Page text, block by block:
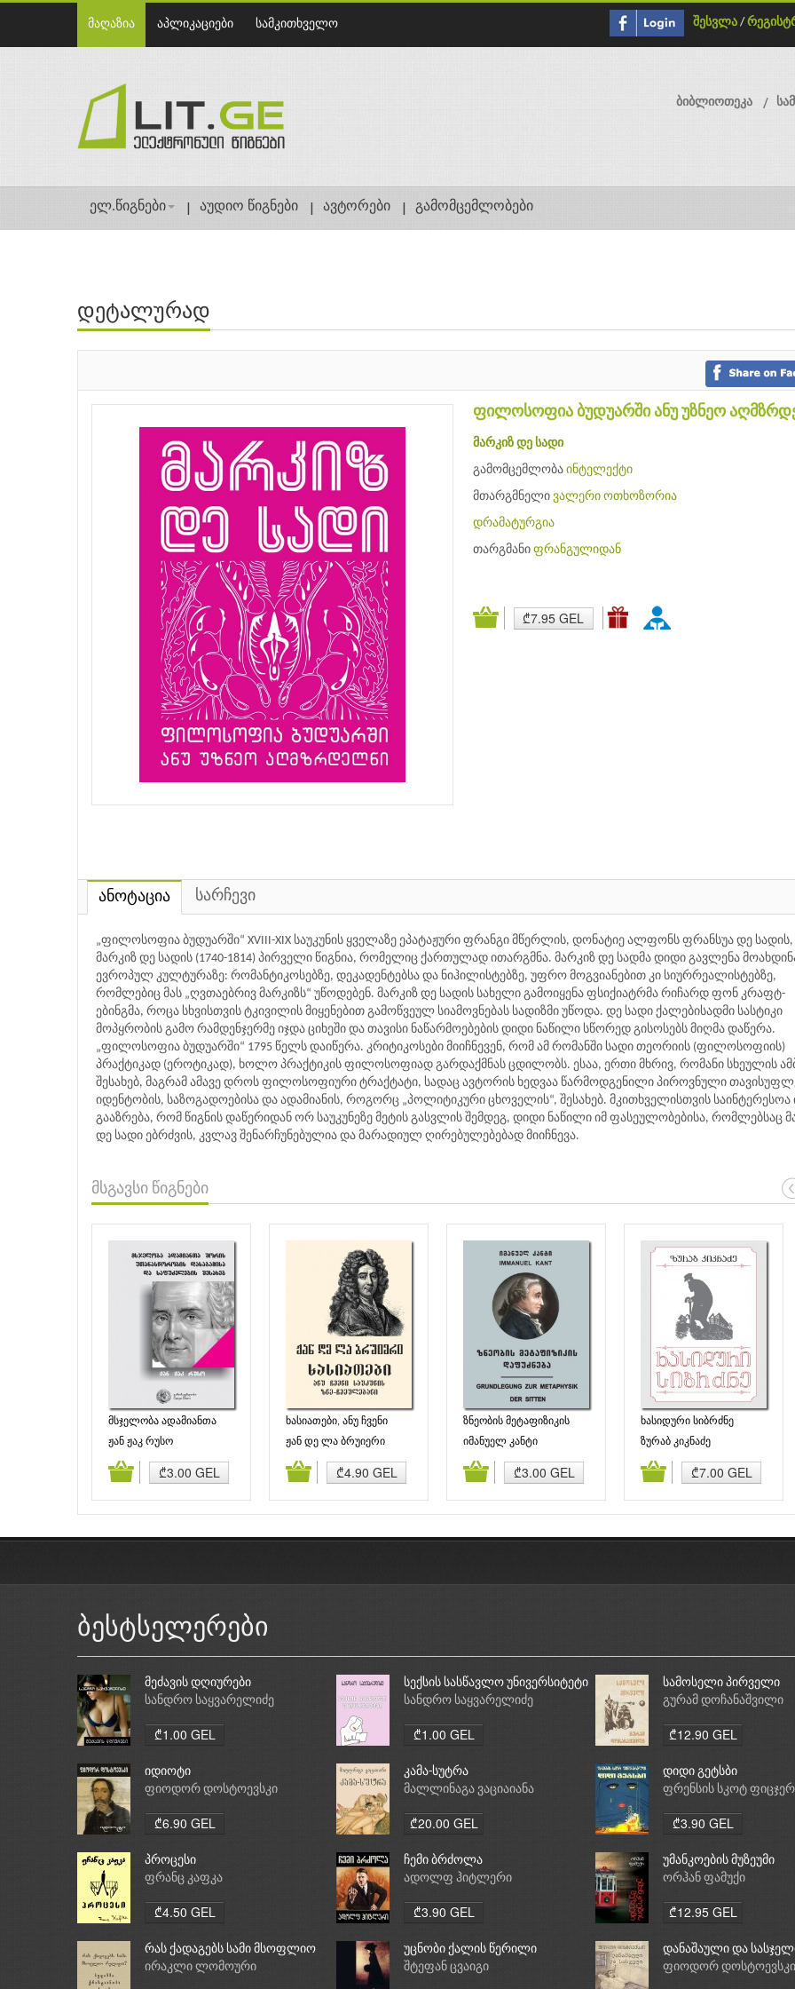
მაღაზია აპლიკაციები სამკითხველო შესვლა /
ბიბლიოთეკა
ელ.წიგნები აუდიო წიგნები ავტორები გამომცემლობები
დეტალურად
ფილოსოფია ბუდუარში ანუ უზნეო
მარკიზ დე სადი
გამომცემლობა ინტელექტი
მთარგმნელი ვალერი ოთხოზორია
დრამატურგია
თარგმანი ფრანგულიდან
₾7.95 GEL
ანოტაცია სარჩევი
„ფილოსოფია ბუდუარში“ XVIII-XIX საუკუნის ყველაზე ეპატაჟური ფრანგი მწერლის, დონატიე ალფონს ფრანსუა დე სადის,
მარკიზ დე სადის (1740-1814) პირველი წიგნია, რომელიც ქართულად ითარგმნა. მარკიზ დე სადმა დიდი გავლენა
ევროპულ კულტურაზე: რომანტიკოსებზე, დეკადენტებსა და ნიჰილისტებზე, უფრო მოგვიანებით კი სიურრეალისტებზე,
რომლებიც მას „ღვთაებრივ მარკიზს“ უწოდებენ. მარკიზ დე სადის სახელი გამოიყენა ფსიქიატრმა რიჩარდ ფონ კრაფტ-
ებინგმა, როცა სხვისთვის ტკივილის მიყენებით გამოწვეულ სიამოვნებას სადიზმი უწოდა. დე სადი ქალებისადმი სასტიკი
მოპყრობის გამო რამდენჯერმე იჯდა ციხეში და თავისი ნაწარმოებების დიდი ნაწილი სწორედ გისოსებს მიღმა დაწერა.
„ფილოსოფია ბუდუარში“ 1795 წელს დაიწერა. კრიტიკოსები მიიჩნევენ, რომ ამ რომანში სადი თეორიის (ფილოსოფიის)
პრაქტიკად (ეროტიკად), ხოლო პრაქტიკის ფილოსოფიად გარდაქმნას ცდილობს. ესაა, ერთი მხრივ, რომანი სხეულის
შესახებ, მაგრამ ამავე დროს ფილოსოფიური ტრაქტატი, სადაც ავტორის ხედვაა წარმოდგენილი პიროვნული
იდენტობის, საზოგადოებისა და ადამიანის, როგორც „პოლიტიკური ცხოველის“, შესახებ. მკითხველისთვის საინტერესოა
გააზრება, რომ წიგნის დაწერიდან ორ საუკუნეზე მეტის გასვლის შემდეგ, დიდი ნაწილი იმ ფასეულობებისა, რომლებსაც
დე სადი ებრძვის, კვლავ შენარჩუნებულია და მარადიულ ღირებულებებად მიიჩნევა.
მსგავსი წიგნები
მსჯელობა ადამიანთა
შორის უთანასწორობის
საფუძვლების შესახებ
ჟან ჟაკ რუსო
₾3.00 GEL
ხასიათები, ანუ ჩვენი
საუკუნის ზნე-ჩვეულებანი
ჟან დე ლა ბრუიერი
₾4.90 GEL
ზნეობის მეტაფიზიკის
დაფუძნება
იმანუელ კანტი
₾3.00 GEL
ხასიდური სიბრძნე
ზურაბ კიკნაძე
₾7.00 GEL
კალათაში დამატება კალათაში დამატება კალათაში დამატება კალათაში დამატება
ბესტსელერები
მეძავის დღიურები
სანდრო საყვარელიძე
₾1.00 GEL
სექსის სასწავლო უნივერსიტეტი
სანდრო საყვარელიძე
₾1.00 GEL
სამოსელი პირველი
გურამ დოჩანაშვილი
₾12.90 GEL
იდიოტი
ფიოდორ დოსტოევსკი
₾6.90 GEL
კამა-სუტრა
მალლინაგა ვაციაიანა
₾20.00 GEL
დიდი გეტსბი
ფრენსის სკოტ
₾3.90 GEL
პროცესი
ფრანც კაფკა
₾4.50 GEL
ჩემი ბრძოლა
ადოლფ ჰიტლერი
₾3.90 GEL
უმანკოების მუზეუმი
ორჰან ფამუქი
₾12.95 GEL
რას ქადაგებს სამი მსოფლიო
რელიგია: ბუდიზმი,
ირაკლი ლომოური
უცნობი ქალის წერილი
შტეფან ცვაიგი
დანაშაული და
ფიოდორ დოსტოევსკი